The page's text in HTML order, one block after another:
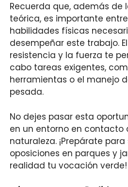
Recuerda que, además de
teórica, es importante
habilidades físicas
desempeñar este trabajo.
resistencia y la fuerza te
cabo tareas exigentes,
herramientas o el manejo
pesada.
No dejes pasar esta
en un entorno en contacto
naturaleza. ¡Prepárate
oposiciones en parques y
realidad tu vocación verde!